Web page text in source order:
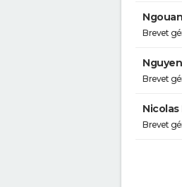
Brevet
Brevet
Brevet